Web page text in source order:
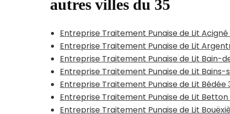
autres villes du 35
Entreprise Traitement Punaise de Lit Acigné
Entreprise Traitement Punaise de Lit
Entreprise Traitement Punaise de Lit Bain-
Entreprise Traitement Punaise de Lit
Entreprise Traitement Punaise de Lit Bédée
Entreprise Traitement Punaise de Lit Betton
Entreprise Traitement Punaise de Lit